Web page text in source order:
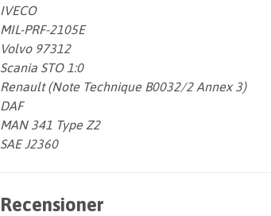
IVECO
MIL-PRF-2105E
Volvo 97312
Scania STO 1:0
Renault (Note Technique B0032/2 Annex 3)
DAF
MAN 341 Type Z2
SAE J2360
Recensioner